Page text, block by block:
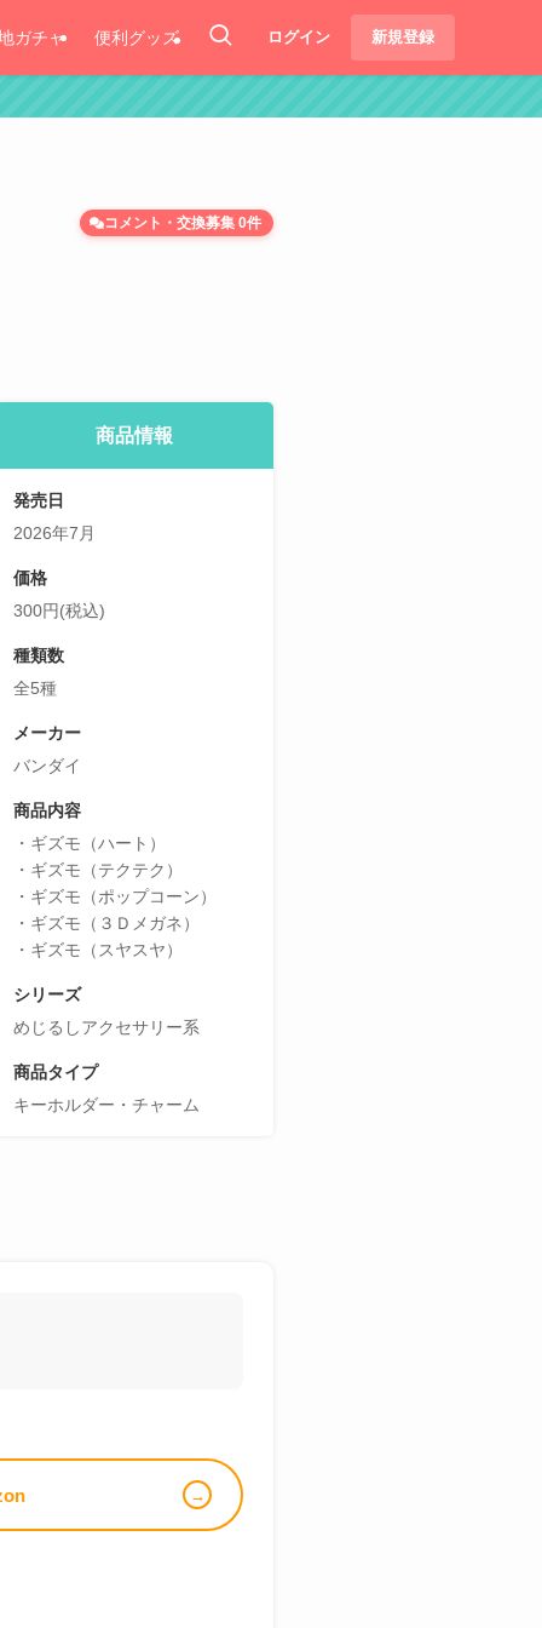
ガチャ 便利グッズ ログイン 新規登録
コメント・交換募集 0件
商品情報
発売日
2026年7月
価格
300円(税込)
種類数
全5種
メーカー
バンダイ
商品内容
・ギズモ（ハート）
・ギズモ（テクテク）
・ギズモ（ポップコーン）
・ギズモ（３Ｄメガネ）
・ギズモ（スヤスヤ）
シリーズ
めじるしアクセサリー系
商品タイプ
キーホルダー・チャーム